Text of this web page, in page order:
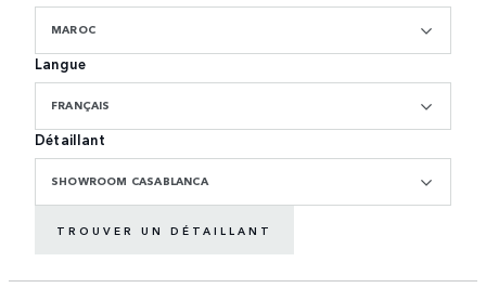
MAROC
Langue
FRANÇAIS
Détaillant
SHOWROOM CASABLANCA
TROUVER UN DÉTAILLANT